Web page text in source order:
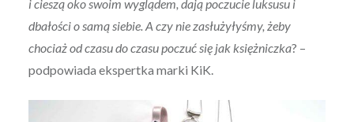
i cieszą oko swoim wyglądem, dają poczucie luksusu i
dbałości o samą siebie. A czy nie zasłużyłyśmy, żeby
chociaż od czasu do czasu poczuć się jak księżniczka? –
podpowiada ekspertka marki KiK.